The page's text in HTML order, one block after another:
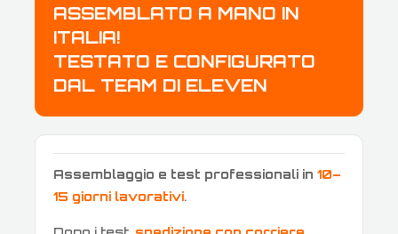
ASSEMBLATO A MANO IN
ITALIA!
TESTATO E CONFIGURATO
DAL TEAM DI ELEVEN
Assemblaggio e test professionali in 10–
15 giorni lavorativi.